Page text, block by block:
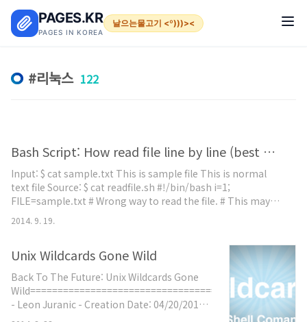
PAGES.KR
PAGES IN KOREA
날으는물고기 <º)))><
리눅스 122
Bash Script: How read file line by line (best and worst way)
Input: $ cat sample.txt This is sample file This is normal
text file Source: $ cat readfile.sh #!/bin/bash i=1;
FILE=sample.txt # Wrong way to read the file. # This may
cause problem, check the value of 'i' at the end of the
loopecho "###############################" cat $FILE
| while read line; do echo "Line # $i: $line" ((i++)) done echo
"Total number of lines in file: $i" # The worst way to r..
2014. 9. 19.
Unix Wildcards Gone Wild
Back To The Future: Unix Wildcards Gone
Wild============================================
- Leon Juranic - Creation Date: 04/20/2013 -
Release Date: 06/25/2014 Table Of Content: